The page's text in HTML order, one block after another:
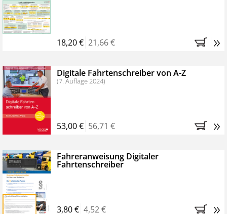
Bestellen Sie jetzt das VerkehrsRundschau Profipaket im
Kennenlern-Abo für zwei Monate (inkl. der derzeitig
Monaten brauchen Sie nichts weiter tun, das
Abonnement endet automatisch, es entstehen keine
weiteren Verpflichtungen.
18,20 € 21,66 € »
Digitale Fahrtenschreiber von A-Z
(7. Auflage 2024)
53,00 € 56,71 € »
Fahreranweisung Digitaler
Fahrtenschreiber
3,80 € 4,52 € »